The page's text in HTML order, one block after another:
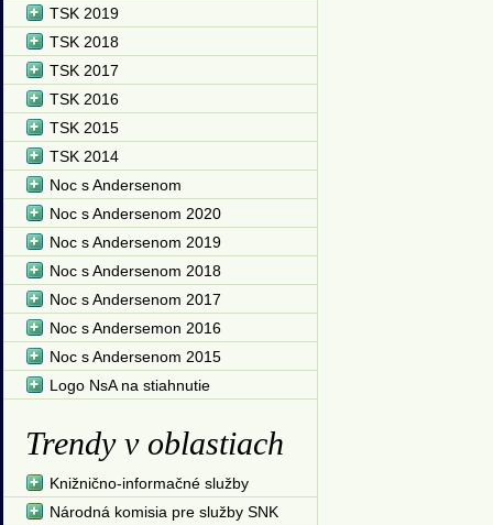
TSK 2019
TSK 2018
TSK 2017
TSK 2016
TSK 2015
TSK 2014
Noc s Andersenom
Noc s Andersenom 2020
Noc s Andersenom 2019
Noc s Andersenom 2018
Noc s Andersenom 2017
Noc s Andersemon 2016
Noc s Andersenom 2015
Logo NsA na stiahnutie
Trendy v oblastiach
Knižnično-informačné služby
Národná komisia pre služby SNK